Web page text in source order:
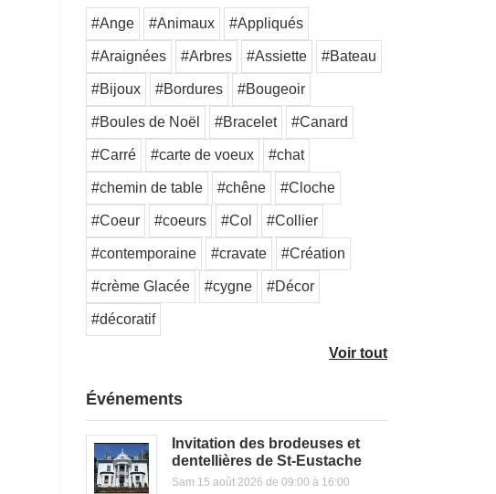
#Ange #Animaux #Appliqués
#Araignées #Arbres #Assiette #Bateau
#Bijoux #Bordures #Bougeoir
#Boules de Noël #Bracelet #Canard
#Carré #carte de voeux #chat
#chemin de table #chêne #Cloche
#Coeur #coeurs #Col #Collier
#contemporaine #cravate #Création
#crème Glacée #cygne #Décor
#décoratif
Voir tout
Événements
Invitation des brodeuses et
dentellières de St-Eustache
Sam 15 août 2026 de 09:00 à 16:00